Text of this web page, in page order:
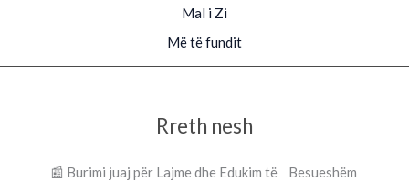
Mal i Zi
Më të fundit
Rreth nesh
📰 Burimi juaj për Lajme dhe Edukim të Besueshëm